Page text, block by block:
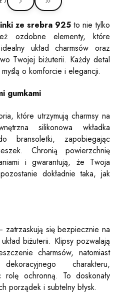
Przejdź do ostatniej
ze srebra 925 to nie tylko
ozdobne elementy, które
układ charmsów oraz
Twojej biżuterii. Każdy detal
o komforcie i elegancji.
gumkami
które utrzymują charmsy na
silikonowa wkładka
bransoletki, zapobiegając
Chronią powierzchnię
i gwarantują, że Twoja
dokładnie taka, jak
się bezpiecznie na
biżuterii. Klipsy pozwalają
charmsów, natomiast
charakteru,
rolę ochronną. To doskonały
porządek i subtelny błysk.